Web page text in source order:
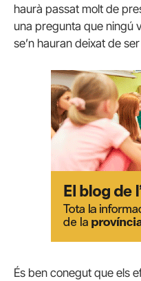
haurà passat molt de
una pregunta que ningú
se’n hauran deixat de
És ben conegut que els